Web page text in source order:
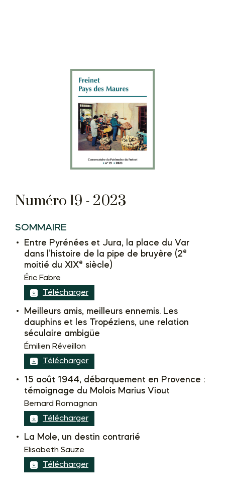
Numéro 19 - 2023
SOMMAIRE
Entre Pyrénées et Jura, la place du Var
dans l’histoire de la pipe de bruyère (2e
moitié du XIXe siècle)
Éric Fabre
Télécharger
Meilleurs amis, meilleurs ennemis. Les
dauphins et les Tropéziens, une relation
séculaire ambigüe
Émilien Réveillon
Télécharger
15 août 1944, débarquement en Provence :
témoignage du Molois Marius Viout
Bernard Romagnan
Télécharger
La Mole, un destin contrarié
Elisabeth Sauze
Télécharger